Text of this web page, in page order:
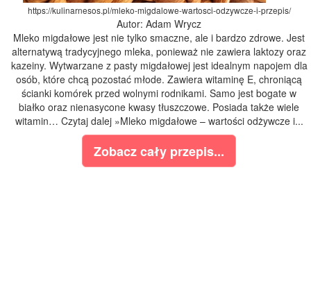
https://kulinarnesos.pl/mleko-migdalowe-wartosci-odzywcze-i-przepis/
Autor: Adam Wrycz
Mleko migdałowe jest nie tylko smaczne, ale i bardzo zdrowe. Jest
alternatywą tradycyjnego mleka, ponieważ nie zawiera laktozy oraz
kazeiny. Wytwarzane z pasty migdałowej jest idealnym napojem dla
osób, które chcą pozostać młode. Zawiera witaminę E, chroniącą
ścianki komórek przed wolnymi rodnikami. Samo jest bogate w
białko oraz nienasycone kwasy tłuszczowe. Posiada także wiele
witamin… Czytaj dalej »Mleko migdałowe – wartości odżywcze i...
Zobacz cały przepis...